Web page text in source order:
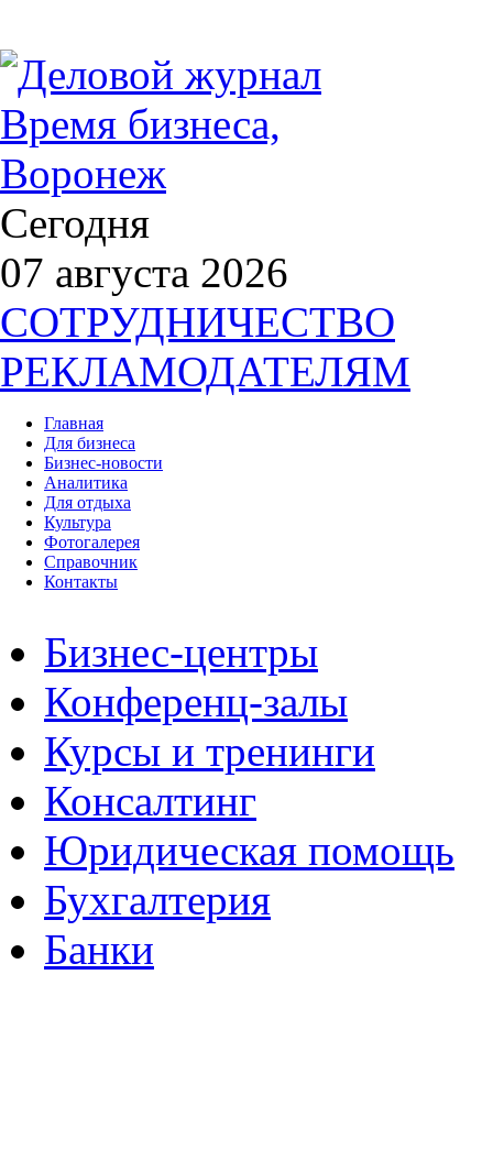
Сегодня
07 августа 2026
СОТРУДНИЧЕСТВО
РЕКЛАМОДАТЕЛЯМ
Главная
Для бизнеса
Бизнес-новости
Аналитика
Для отдыха
Культура
Фотогалерея
Справочник
Контакты
Бизнес-центры
Конференц-залы
Курсы и тренинги
Консалтинг
Юридическая помощь
Бухгалтерия
Банки